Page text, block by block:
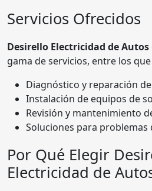
Servicios Ofrecidos
Desirello Electricidad de Autos
gama de servicios, entre los
Diagnóstico y reparación
Instalación de equipos de
Revisión y mantenimiento
Soluciones para problemas
Por Qué Elegir
Electricidad de